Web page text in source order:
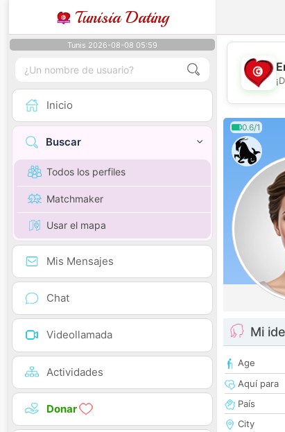
Tunisia Dating
Tunis 2026-08-08 05:59
Inicio
Buscar
Todos los perfiles
Matchmaker
Usar el mapa
Mis Mensajes
Chat
Videollamada
Actividades
Donar
0.6/1
Mi
Age
Aquí para
País
City